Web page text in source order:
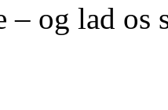
– og lad os